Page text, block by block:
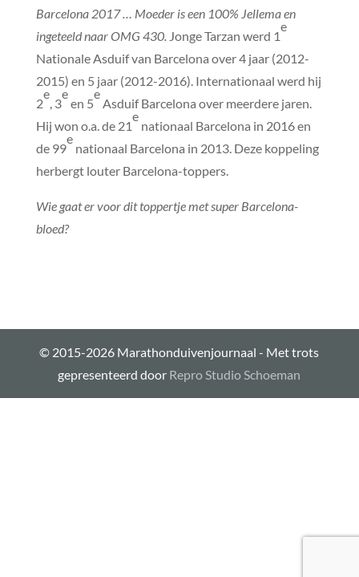
Barcelona 2017 … Moeder is een 100% Jellema en
ingeteeld naar OMG 430. Jonge Tarzan werd 1
e
Nationale Asduif van Barcelona over 4 jaar (2012-
2015) en 5 jaar (2012-2016). Internationaal werd hij
2
e
, 3
e
en 5
e
Asduif Barcelona over meerdere jaren.
Hij won o.a. de 21
e
nationaal Barcelona in 2016 en
de 99
e
nationaal Barcelona in 2013. Deze koppeling
herbergt louter Barcelona-toppers.
Wie gaat er voor dit toppertje met super Barcelona-
bloed?
© 2015-2026 Marathonduivenjournaal - Met trots
gepresenteerd door Repro Studio Schoeman